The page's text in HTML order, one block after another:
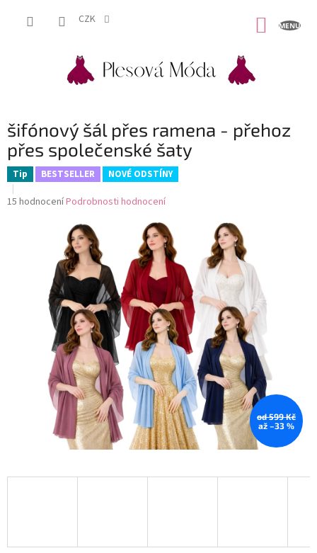
CZK
šifónový šál přes ramena - přehoz
přes společenské šaty
Tip BESTSELLER NOVÉ ODSTÍNY
Průměrné
hvězdiček.
15 hodnoceníPodrobnosti hodnocení
od 599 Kč
až –33 %